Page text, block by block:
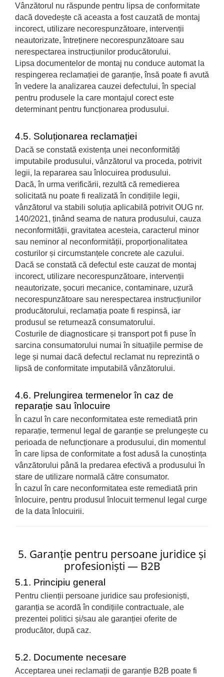
Vânzătorul nu răspunde pentru lipsa de conformitate
dacă dovedește că aceasta a fost cauzată de montaj
incorect, utilizare necorespunzătoare, intervenții
neautorizate, întreținere necorespunzătoare sau
nerespectarea instrucțiunilor producătorului.
Lipsa documentelor de montaj nu conduce automat la
respingerea reclamației de garanție, însă poate fi avută
în vedere la analizarea cauzei defectului, în special
pentru produsele la care montajul corect este
determinant pentru funcționarea produsului.
4.5. Soluționarea reclamației
Dacă se constată existența unei neconformități
imputabile produsului, vânzătorul va proceda, potrivit
legii, la repararea sau înlocuirea produsului.
Dacă, în urma verificării, rezultă că remedierea
solicitată nu poate fi realizată în condițiile legii,
vânzătorul va stabili soluția aplicabilă potrivit OUG nr.
140/2021, ținând seama de natura produsului, cauza
neconformității, gravitatea acesteia, caracterul minor
sau neminor al neconformității, proporționalitatea
costurilor și circumstanțele concrete ale cazului.
Dacă se constată că defectul este cauzat de montaj
incorect, utilizare necorespunzătoare, intervenții
neautorizate, șocuri mecanice, contaminare, uzură
necorespunzătoare sau nerespectarea instrucțiunilor
producătorului, reclamația poate fi respinsă, iar
produsul se returnează consumatorului.
Costurile de diagnosticare și transport pot fi puse în
sarcina consumatorului numai în situațiile permise de
lege și numai dacă defectul reclamat nu reprezintă o
lipsă de conformitate imputabilă vânzătorului.
4.6. Prelungirea termenelor în caz de
reparație sau înlocuire
În cazul în care neconformitatea este remediată prin
reparație, termenul legal de garanție se prelungește cu
perioada de nefuncționare a produsului, din momentul
în care lipsa de conformitate a fost adusă la cunoștința
vânzătorului până la predarea efectivă a produsului în
stare de utilizare normală către consumator.
În cazul în care neconformitatea este remediată prin
înlocuire, pentru produsul înlocuit termenul legal curge
de la data înlocuirii.
5. Garanție pentru persoane juridice și
profesioniști — B2B
5.1. Principiu general
Pentru clienții persoane juridice sau profesioniști,
garanția se acordă în condițiile contractuale, ale
prezentei politici și/sau ale garanției oferite de
producător, după caz.
5.2. Documente necesare
Acceptarea unei reclamații de garanție B2B poate fi